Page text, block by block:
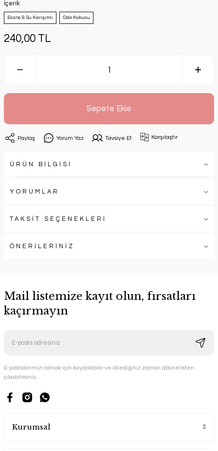
İçerik
Esans & Su Karışımlı Oda Kokusu
240,00 TL
Sepete Ekle
Paylaş Yorum Yaz Tavsiye Et Karşılaştır
ÜRÜN BİLGİSİ
YORUMLAR
TAKSİT SEÇENEKLERİ
ÖNERİLERİNİZ
Mail listemize kayıt olun, fırsatları
kaçırmayın
E-postalarımızı almak için kaydolabilir ve dilediğiniz zaman abonelikten
çıkabilirsiniz.
Kurumsal